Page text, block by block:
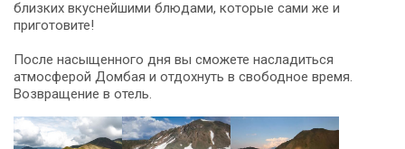
близких вкуснейшими блюдами, которые сами же и
приготовите!
После насыщенного дня вы сможете насладиться
атмосферой Домбая и отдохнуть в свободное время.
Возвращение в отель.